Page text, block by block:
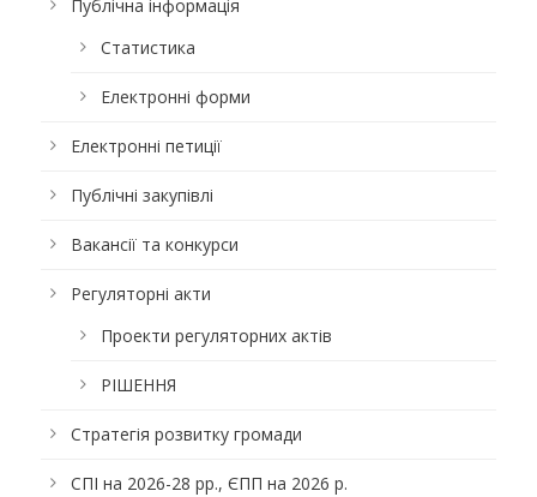
Публічна інформація
Статистика
Електронні форми
Електронні петиції
Публічні закупівлі
Вакансії та конкурси
Регуляторні акти
Проекти регуляторних актів
РІШЕННЯ
Стратегія розвитку громади
СПІ на 2026-28 рр., ЄПП на 2026 р.